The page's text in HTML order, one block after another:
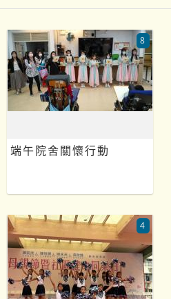
端午院舍關懷行動
8
4